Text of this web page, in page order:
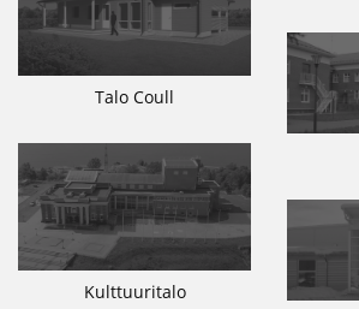
Talo Coull
Kulttuuritalo